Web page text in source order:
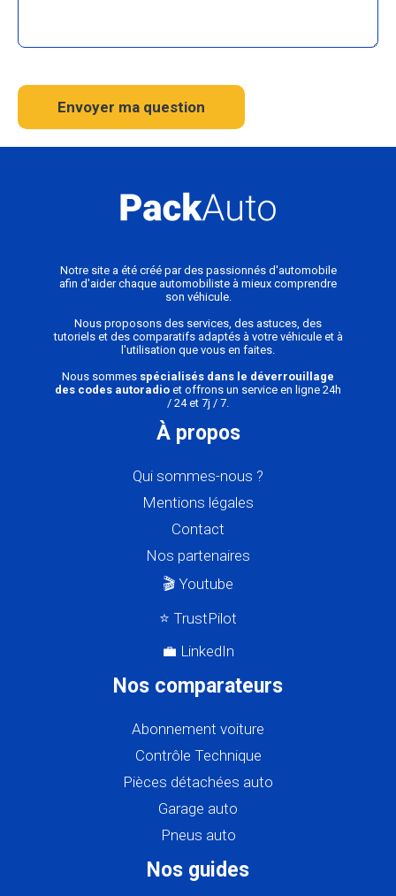
Envoyer ma question
Notre site a été créé par des passionnés d'automobile
afin d'aider chaque automobiliste à mieux comprendre
son véhicule.
Nous proposons des services, des astuces, des
tutoriels et des comparatifs adaptés à votre véhicule et à
l'utilisation que vous en faites.
Nous sommes spécialisés dans le déverrouillage
des codes autoradio et offrons un service en ligne 24h
/ 24 et 7j / 7.
À propos
Qui sommes-nous ?
Mentions légales
Contact
Nos partenaires
🎬 Youtube
⭐ TrustPilot
💼 LinkedIn
Nos comparateurs
Abonnement voiture
Contrôle Technique
Pièces détachées auto
Garage auto
Pneus auto
Nos guides